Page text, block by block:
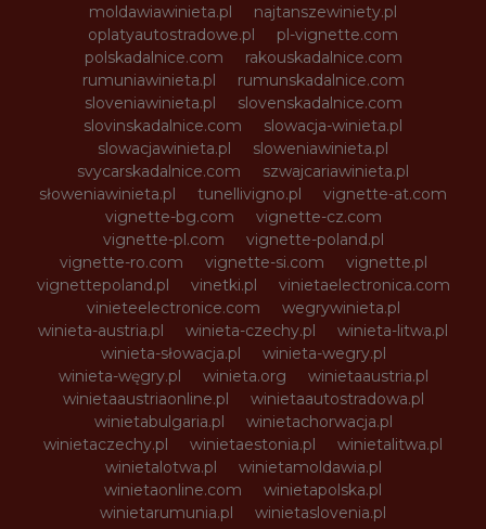
moldawiawinieta.pl
najtanszewiniety.pl
oplatyautostradowe.pl
pl-vignette.com
polskadalnice.com
rakouskadalnice.com
rumuniawinieta.pl
rumunskadalnice.com
sloveniawinieta.pl
slovenskadalnice.com
slovinskadalnice.com
slowacja-winieta.pl
slowacjawinieta.pl
sloweniawinieta.pl
svycarskadalnice.com
szwajcariawinieta.pl
słoweniawinieta.pl
tunellivigno.pl
vignette-at.com
vignette-bg.com
vignette-cz.com
vignette-pl.com
vignette-poland.pl
vignette-ro.com
vignette-si.com
vignette.pl
vignettepoland.pl
vinetki.pl
vinietaelectronica.com
vinieteelectronice.com
wegrywinieta.pl
winieta-austria.pl
winieta-czechy.pl
winieta-litwa.pl
winieta-słowacja.pl
winieta-wegry.pl
winieta-węgry.pl
winieta.org
winietaaustria.pl
winietaaustriaonline.pl
winietaautostradowa.pl
winietabulgaria.pl
winietachorwacja.pl
winietaczechy.pl
winietaestonia.pl
winietalitwa.pl
winietalotwa.pl
winietamoldawia.pl
winietaonline.com
winietapolska.pl
winietarumunia.pl
winietaslovenia.pl